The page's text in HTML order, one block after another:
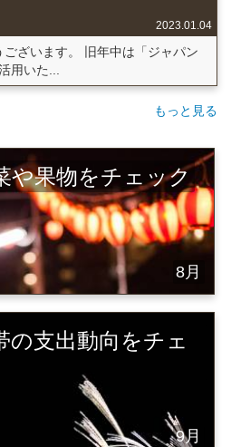
2023.01.04
ざいます。 旧年中は「ジャパン
用いた...
もっと見る
や果物をチェック
8月
の支出動向をチェ
9月